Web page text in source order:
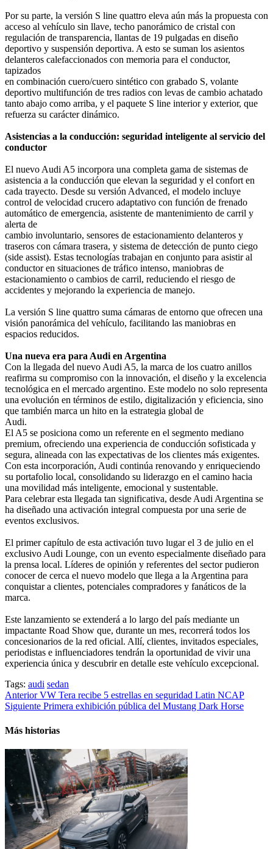
Por su parte, la versión S line quattro eleva aún más la propuesta con
acceso al vehículo sin llave, techo panorámico de cristal con
regulación de transparencia, llantas de 19 pulgadas en diseño
deportivo y suspensión deportiva. A esto se suman los asientos
delanteros calefaccionados con memoria para el conductor,
tapizados
en combinación cuero/cuero sintético con grabado S, volante
deportivo multifunción de tres radios con levas de cambio achatado
tanto abajo como arriba, y el paquete S line interior y exterior, que
refuerza su carácter dinámico.
Asistencias a la conducción: seguridad inteligente al servicio del
conductor
El nuevo Audi A5 incorpora una completa gama de sistemas de
asistencia a la conducción que elevan la seguridad y el confort en
cada trayecto. Desde su versión Advanced, el modelo incluye
control de velocidad crucero adaptativo con función de frenado
automático de emergencia, asistente de mantenimiento de carril y
alerta de
cambio involuntario, sensores de estacionamiento delanteros y
traseros con cámara trasera, y sistema de detección de punto ciego
(side assist). Estas tecnologías trabajan en conjunto para asistir al
conductor en situaciones de tráfico intenso, maniobras de
estacionamiento o cambios de carril, reduciendo el riesgo de
accidentes y mejorando la experiencia de manejo.
La versión S line quattro suma cámaras de entorno que ofrecen una
visión panorámica del vehículo, facilitando las maniobras en
espacios reducidos.
Una nueva era para Audi en Argentina
Con la llegada del nuevo Audi A5, la marca de los cuatro anillos
reafirma su compromiso con la innovación, el diseño y la excelencia
tecnológica en el mercado argentino. Este modelo no solo representa
una evolución en términos de estilo, digitalización y eficiencia, sino
que también marca un hito en la estrategia global de
Audi.
El A5 se posiciona como un referente en el segmento mediano
premium, ofreciendo una experiencia de conducción sofisticada y
segura, alineada con las expectativas de los clientes más exigentes.
Con esta incorporación, Audi continúa renovando y enriqueciendo
su portafolio local, consolidando su liderazgo en el camino hacia
una movilidad más inteligente, emocional y sustentable.
Para celebrar esta llegada tan significativa, desde Audi Argentina se
ha diseñado una activación integral compuesta por una serie de
eventos exclusivos.
El primer capítulo de esta activación tuvo lugar el 3 de julio en el
exclusivo Audi Lounge, con un evento especialmente diseñado para
la prensa local. Líderes de opinión y referentes del sector pudieron
conocer de cerca el nuevo modelo que llega a la Argentina para
conquistar a clientes, potenciales compradores y fanáticos de la
marca.
Este lanzamiento se extenderá a lo largo del país mediante un
impactante Road Show que, durante un mes, recorrerá todos los
concesionarios de la red oficial. Allí, clientes, invitados especiales,
periodistas e influenciadores tendrán la oportunidad de vivir una
experiencia única y descubrir en detalle este vehículo excepcional.
Tags: audi sedan
Post
navigation
AnteriorVW Tera recibe 5 estrellas en seguridad Latin NCAP
Siguiente Primera exhibición pública del Mustang Dark Horse
Más historias